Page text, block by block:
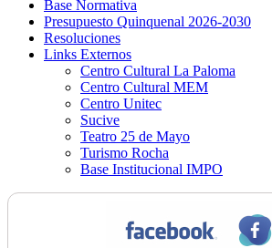
Base Normativa
Presupuesto Quinquenal 2026-2030
Resoluciones
Links Externos
Centro Cultural La Paloma
Centro Cultural MEM
Centro Unitec
Sucive
Teatro 25 de Mayo
Turismo Rocha
Base Institucional IMPO